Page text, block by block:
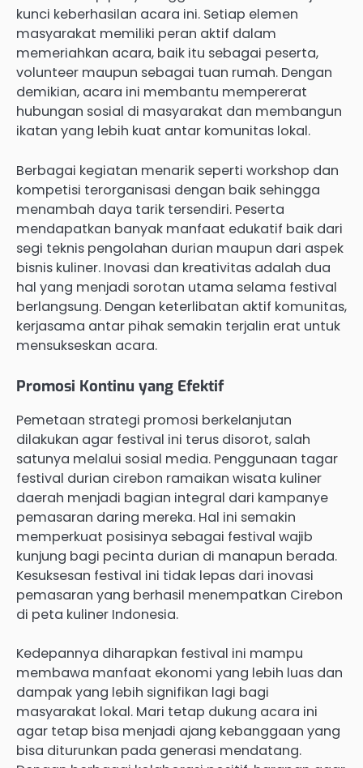
kunci keberhasilan acara ini. Setiap elemen
masyarakat memiliki peran aktif dalam
memeriahkan acara, baik itu sebagai peserta,
volunteer maupun sebagai tuan rumah. Dengan
demikian, acara ini membantu mempererat
hubungan sosial di masyarakat dan membangun
ikatan yang lebih kuat antar komunitas lokal.
Berbagai kegiatan menarik seperti workshop dan
kompetisi terorganisasi dengan baik sehingga
menambah daya tarik tersendiri. Peserta
mendapatkan banyak manfaat edukatif baik dari
segi teknis pengolahan durian maupun dari aspek
bisnis kuliner. Inovasi dan kreativitas adalah dua
hal yang menjadi sorotan utama selama festival
berlangsung. Dengan keterlibatan aktif komunitas,
kerjasama antar pihak semakin terjalin erat untuk
mensukseskan acara.
Promosi Kontinu yang Efektif
Pemetaan strategi promosi berkelanjutan
dilakukan agar festival ini terus disorot, salah
satunya melalui sosial media. Penggunaan tagar
festival durian cirebon ramaikan wisata kuliner
daerah menjadi bagian integral dari kampanye
pemasaran daring mereka. Hal ini semakin
memperkuat posisinya sebagai festival wajib
kunjung bagi pecinta durian di manapun berada.
Kesuksesan festival ini tidak lepas dari inovasi
pemasaran yang berhasil menempatkan Cirebon
di peta kuliner Indonesia.
Kedepannya diharapkan festival ini mampu
membawa manfaat ekonomi yang lebih luas dan
dampak yang lebih signifikan lagi bagi
masyarakat lokal. Mari tetap dukung acara ini
agar tetap bisa menjadi ajang kebanggaan yang
bisa diturunkan pada generasi mendatang.